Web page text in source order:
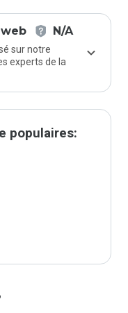
N/A
sur notre
experts de la
populaires: